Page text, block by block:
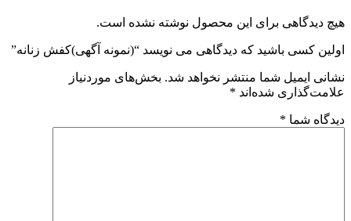
هیچ دیدگاهی برای این محصول نوشته نشده است.
اولین کسی باشید که دیدگاهی می نویسد “(نمونه آگهی)کفش زنانه”
نشانی ایمیل شما منتشر نخواهد شد.بخش‌های موردنیاز
علامت‌گذاری شده‌اند *
دیدگاه شما *